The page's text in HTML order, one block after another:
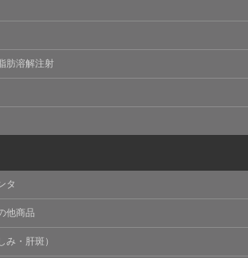
れなくなる場合がありますのでご留意
営するWEBサイトでは、アクセスログ
歴情報をサーバ上に記録しています。
サイトの保守管理や利用状況に関す
めに使用されます。それ以外の目的で使
りません。
等に応じて、改定される場合がありま
って効力を生じるものとします。
肪溶解注射
タ
他商品
み・肝斑）